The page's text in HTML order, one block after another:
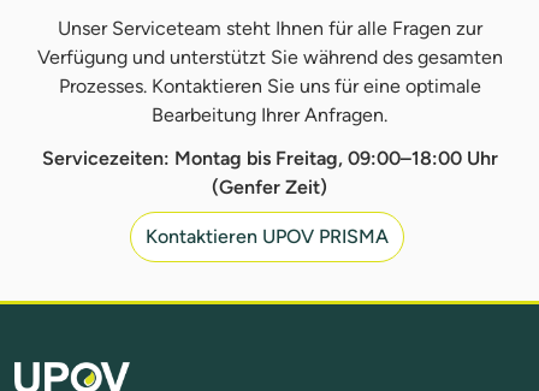
Unser Serviceteam steht Ihnen für alle Fragen zur
Verfügung und unterstützt Sie während des gesamten
Prozesses. Kontaktieren Sie uns für eine optimale
Bearbeitung Ihrer Anfragen.
Servicezeiten: Montag bis Freitag, 09:00–18:00 Uhr
(Genfer Zeit)
Kontaktieren UPOV PRISMA